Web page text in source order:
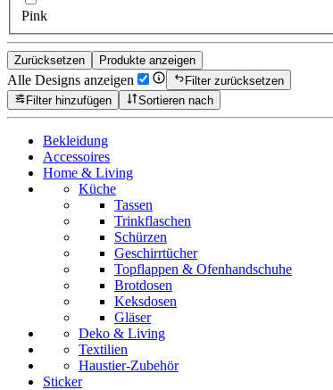
Pink
Zurücksetzen Produkte anzeigen
Alle Designs anzeigen
Filter zurücksetzen
Filter hinzufügen
Sortieren nach
Bekleidung
Accessoires
Home & Living
Küche
Tassen
Trinkflaschen
Schürzen
Geschirrtücher
Topflappen & Ofenhandschuhe
Brotdosen
Keksdosen
Gläser
Deko & Living
Textilien
Haustier-Zubehör
Sticker